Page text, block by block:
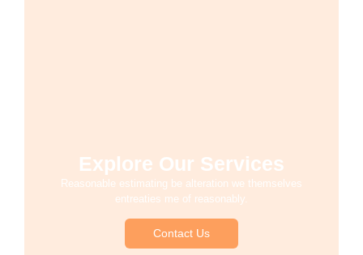
Explore Our Services
Reasonable estimating be alteration we themselves
entreaties me of reasonably.
Contact Us